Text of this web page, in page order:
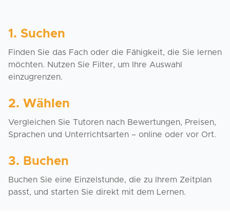
1. Suchen
Finden Sie das Fach oder die Fähigkeit, die Sie lernen
möchten. Nutzen Sie Filter, um Ihre Auswahl
einzugrenzen.
2. Wählen
Vergleichen Sie Tutoren nach Bewertungen, Preisen,
Sprachen und Unterrichtsarten – online oder vor Ort.
3. Buchen
Buchen Sie eine Einzelstunde, die zu Ihrem Zeitplan
passt, und starten Sie direkt mit dem Lernen.